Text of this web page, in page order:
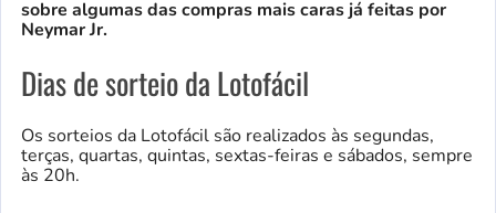
sobre algumas das compras mais caras já feitas por
Neymar Jr.
Dias de sorteio da Lotofácil
Os sorteios da Lotofácil são realizados às segundas,
terças, quartas, quintas, sextas-feiras e sábados, sempre
às 20h.